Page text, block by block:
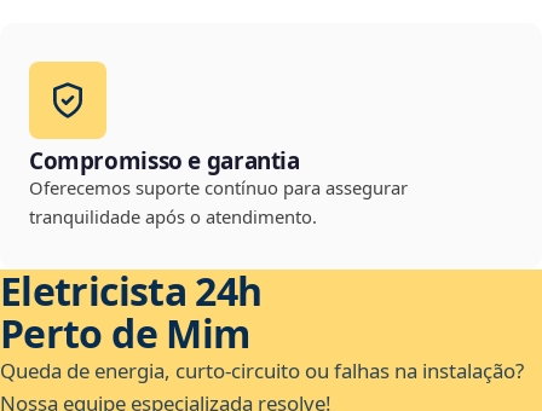
Compromisso e garantia
Oferecemos suporte contínuo para assegurar
tranquilidade após o atendimento.
Eletricista 24h
Perto de Mim
Queda de energia, curto-circuito ou falhas na instalação?
Nossa equipe especializada resolve!